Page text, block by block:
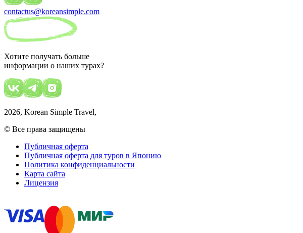
contactus@koreansimple.com
Хотите получать больше
информации о наших турах?
2026, Korean Simple Travel,
© Все права защищены
Публичная оферта
Публичная оферта для туров в Японию
Политика конфиденциальности
Карта сайта
Лицензия